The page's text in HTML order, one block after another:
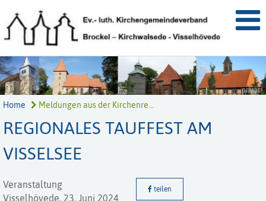
privat
Home Meldungen aus der Kirchenre...
REGIONALES TAUFFEST AM
VISSELSEE
Veranstaltung
Visselhövede, 23. Juni 2024
teilen